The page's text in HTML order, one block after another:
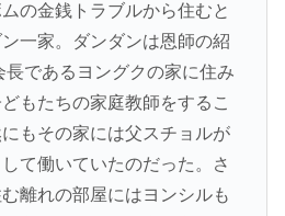
の金銭トラブルから住むと
一家。ダンダンは恩師の紹
であるヨングクの家に住み
もたちの家庭教師をするこ
もその家には父スチョルが
て働いていたのだった。さ
離れの部屋にはヨンシルも